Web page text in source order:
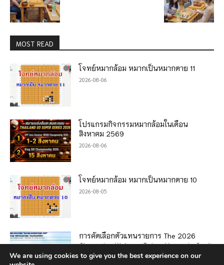
MOST READ
โจทย์หมากล้อม หมากเป็นหมากตาย 11
2026-08-06
โปรแกรมกิจกรรมหมากล้อมในเดือน
สิงหาคม 2569
2026-08-06
โจทย์หมากล้อม หมากเป็นหมากตาย 10
2026-08-05
การคัดเลือกตัวแทนรายการ The 2026
Chongqing Wulong “Baima Mountain Cup”
Southeast Asia Weiqi Invitational
We are using cookies to give you the best experience on our